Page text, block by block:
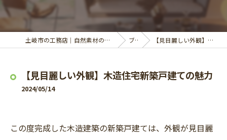
土岐市の工務店｜自然素材の家づくりならウッドライフ株式会社 ブログ 【見目麗しい外観】木造住宅新築戸建ての魅力
【見目麗しい外観】木造住宅新築戸建ての魅力
2024/05/14
この度完成した木造建築の新築戸建ては、外観が見目麗